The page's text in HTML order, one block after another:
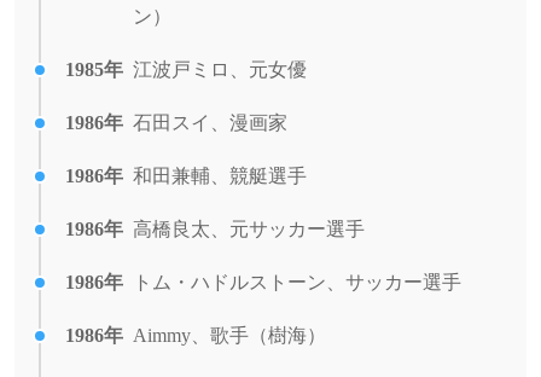
ン）
1985年 江波戸ミロ、元女優
1986年 石田スイ、漫画家
1986年 和田兼輔、競艇選手
1986年 高橋良太、元サッカー選手
1986年 トム・ハドルストーン、サッカー選手
1986年 Aimmy、歌手（樹海）